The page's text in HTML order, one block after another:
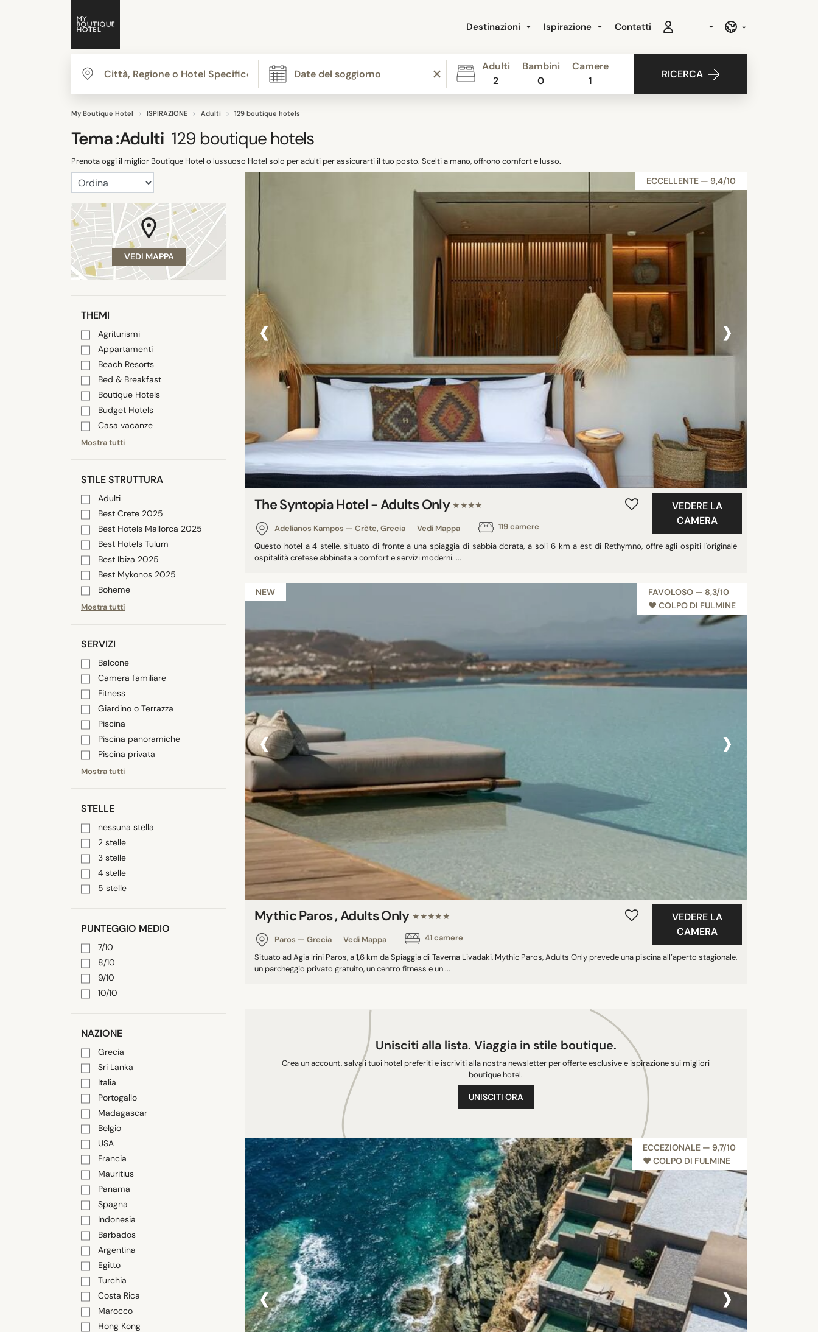
Destinazioni Ispirazione Contatti
Adulti
2
Bambini
0
Camere
1
RICERCA
My Boutique Hotel ISPIRAZIONE Adulti 129 boutique hotels
Tema :Adulti 129 boutique hotels
Prenota oggi il miglior Boutique Hotel o lussuoso Hotel solo per adulti per assicurarti il tuo posto. Scelti a mano, offrono comfort e lusso.
VEDI MAPPA
THEMI
Agriturismi
Appartamenti
Beach Resorts
Bed & Breakfast
Boutique Hotels
Budget Hotels
Casa vacanze
Mostra tutti
STILE STRUTTURA
Adulti
Best Crete 2025
Best Hotels Mallorca 2025
Best Hotels Tulum
Best Ibiza 2025
Best Mykonos 2025
Boheme
Mostra tutti
SERVIZI
Balcone
Camera familiare
Fitness
Giardino o Terrazza
Piscina
Piscina panoramiche
Piscina privata
Mostra tutti
STELLE
nessuna stella
2 stelle
3 stelle
4 stelle
5 stelle
PUNTEGGIO MEDIO
7/10
8/10
9/10
10/10
NAZIONE
Grecia
Sri Lanka
Italia
Portogallo
Madagascar
Belgio
USA
Francia
Mauritius
Panama
Spagna
Indonesia
Barbados
Argentina
Egitto
Turchia
Costa Rica
Marocco
Hong Kong
ECCELLENTE — 9,4/10
‹ ›
The Syntopia Hotel - Adults Only ★★★★
Adelianos Kampos — Crète, Grecia Vedi Mappa 119 camere
VEDERE LA
CAMERA
Questo hotel a 4 stelle, situato di fronte a una spiaggia di sabbia dorata, a soli 6 km a est di Rethymno, offre agli ospiti l'originale
ospitalità cretese abbinata a comfort e servizi moderni. ...
NEW
FAVOLOSO — 8,3/10
♥︎ COLPO DI FULMINE
‹ ›
Mythic Paros , Adults Only ★★★★★
Paros — Grecia Vedi Mappa 41 camere
VEDERE LA
CAMERA
Situato ad Agia Irini Paros, a 1,6 km da Spiaggia di Taverna Livadaki, Mythic Paros, Adults Only prevede una piscina all’aperto stagionale,
un parcheggio privato gratuito, un centro fitness e un ...
Unisciti alla lista. Viaggia in stile boutique.
Crea un account, salva i tuoi hotel preferiti e iscriviti alla nostra newsletter per offerte esclusive e ispirazione sui migliori
boutique hotel.
UNISCITI ORA
ECCEZIONALE — 9,7/10
♥︎ COLPO DI FULMINE
‹ ›